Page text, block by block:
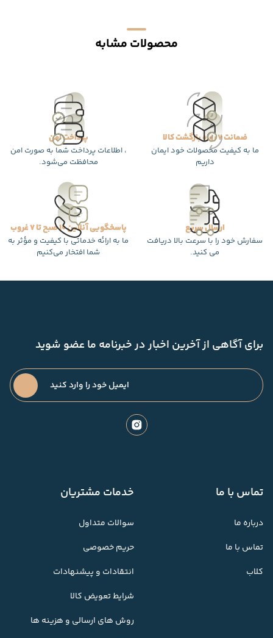
محصولات مشابه
ضمانت 7 روزه بازگشت کالا
ما به کیفیت محصولات خود ایمان
داریم
پرداخت امن
، اطلاعات پرداخت شما به صورت امن
محافظت می‌شود.
ارسال سریع
سفارش خود را با سرعت بالا دریافت
می کنید.
پاسخگویی آنلاین 10 صبح تا 7 غروب
ما به ارائه خدماتی با کیفیت و مؤثر به
شما افتخار می‌کنیم
برای آگاهی از آخرین اخبار در خبرنامه ما عضو شوید
تماس با ما
درباره ما
تماس با ما
کلاب
خدمات مشتریان
سوالات متداول
حریم خصوصی
انتقادات و پیشنهادات
شرایط تعویض کالا
روش های ارسالی و هزینه ها